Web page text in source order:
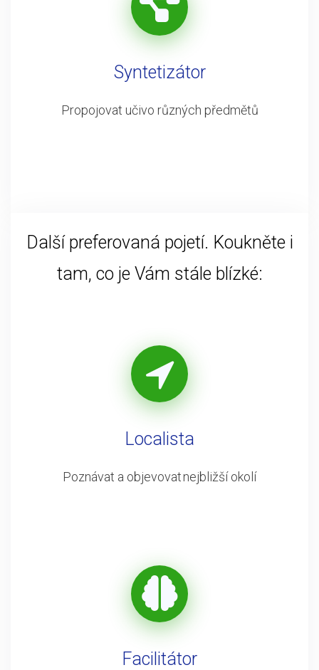
Syntetizátor
Propojovat učivo různých předmětů
Další preferovaná pojetí. Koukněte i
tam, co je Vám stále blízké:
Localista
Poznávat a objevovat nejbližší okolí
Facilitátor